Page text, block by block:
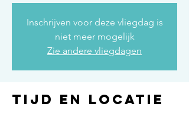
Inschrijven voor deze vliegdag is
niet meer mogelijk
Zie andere vliegdagen
Tijd en locatie